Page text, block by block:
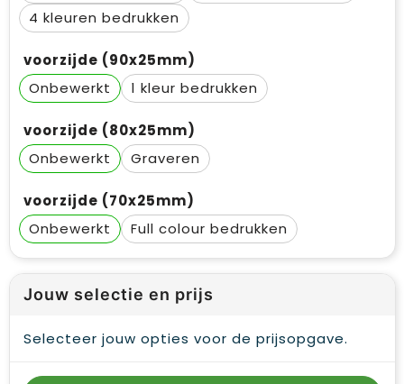
4
voorzijde (90x25mm)
Onbewerkt
1
voorzijde (80x25mm)
Onbewerkt
Graveren
voorzijde (70x25mm)
Onbewerkt
Full colour
Jouw selectie en prijs
Selecteer jouw opties voor de prijsopgave.